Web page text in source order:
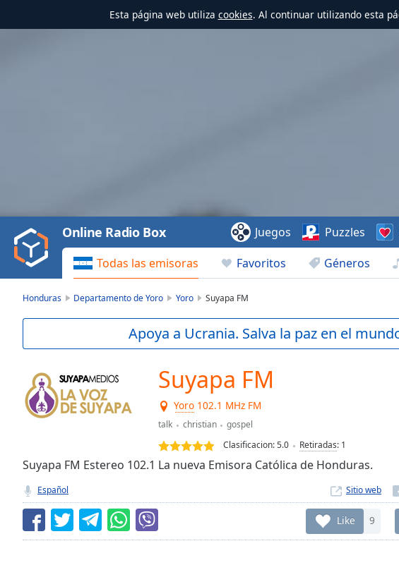
Esta página web utiliza cookies. Al continuar utilizando esta
Video
Play
Backward
Skip
Current
Loaded:
0.00%
Seek to
live,
currently
behind
LIVE
Remaining
Time-
Todas las emisoras Favoritos Géneros
Online Radio Box Juegos Puzzles
Honduras Departamento de Yoro Yoro Suyapa FM
Apoya a Ucrania. Salva la paz en el
Suyapa FM
Yoro 102.1 MHz FM
talk christian
gospel
Clasificacion:5.0 Retiradas: 1
Suyapa FM Estereo 102.1 La nueva Emisora Católica de Honduras.
Español Sitio web
Like 9